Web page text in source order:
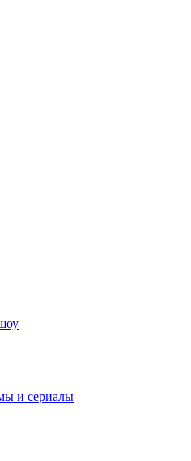
и сериалы